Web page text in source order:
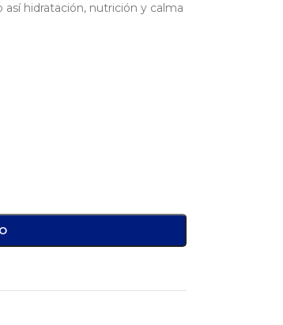
hidratación, nutrición y calma